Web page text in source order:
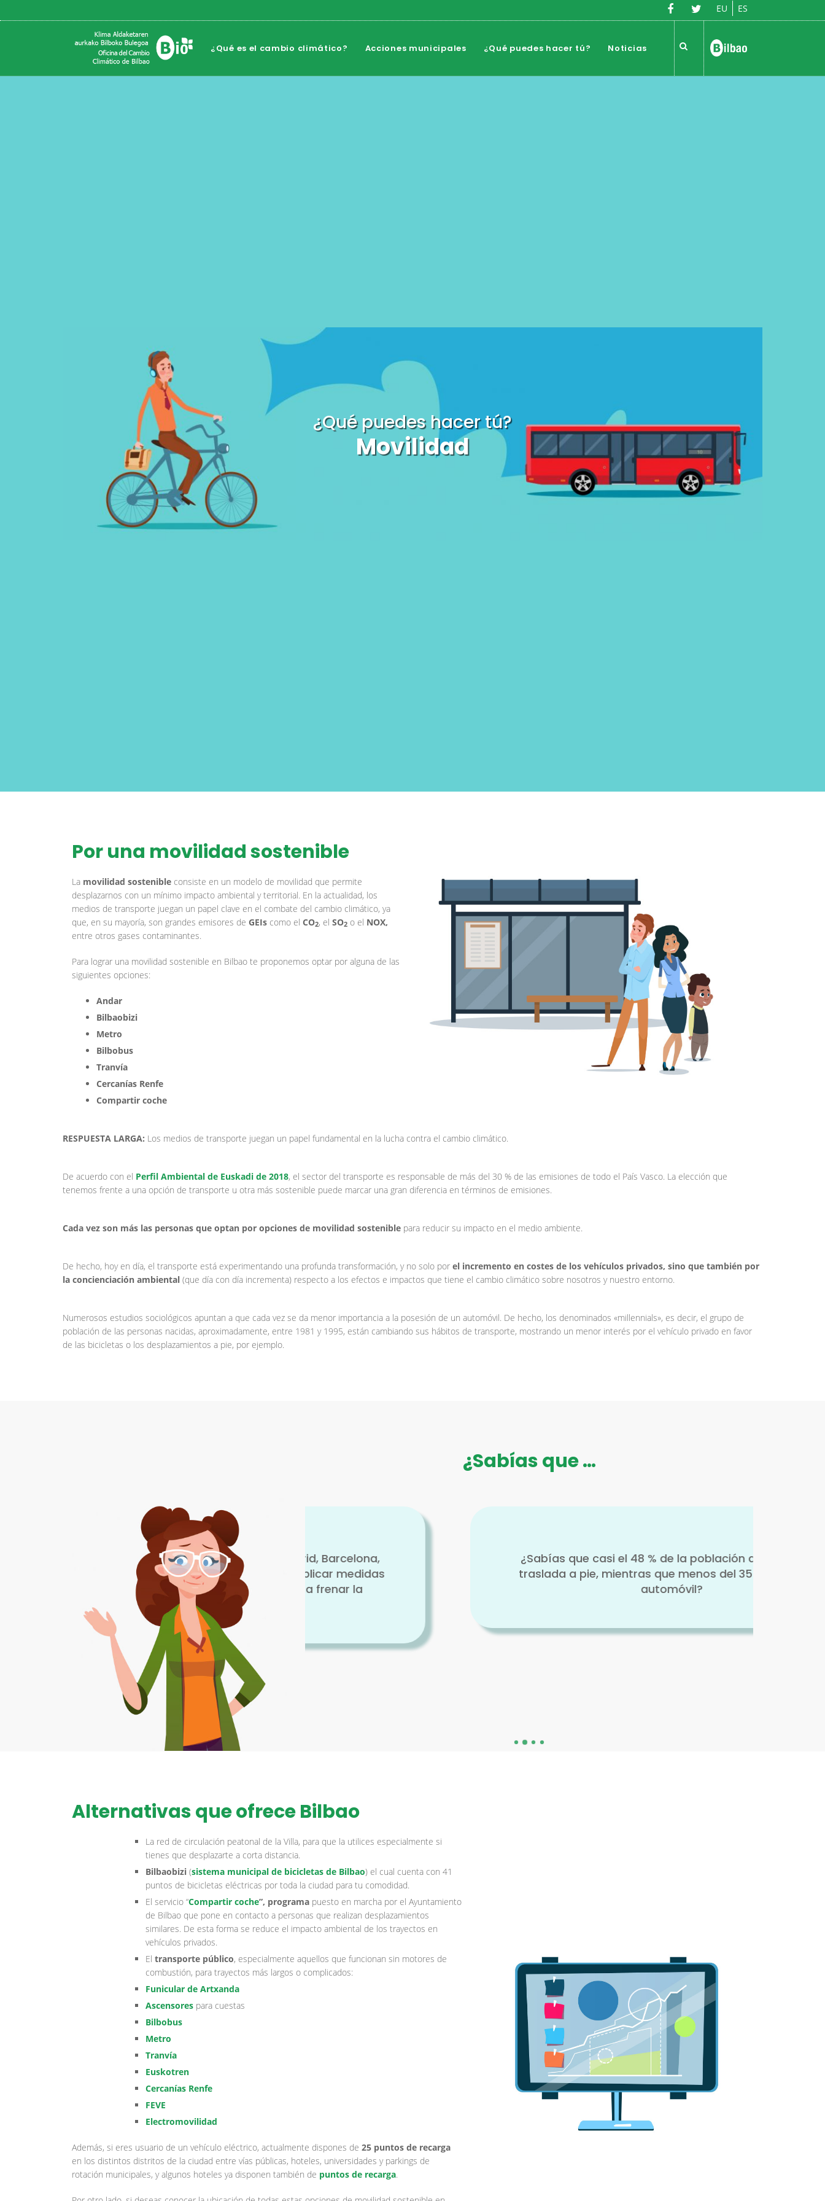
EU ES
¿Qué es el cambio climático? Acciones municipales ¿Qué puedes hacer tú? Noticias
¿Qué puedes hacer tú?
Movilidad
Por una movilidad sostenible
La movilidad sostenible consiste en un modelo de movilidad que permite
desplazarnos con un mínimo impacto ambiental y territorial. En la actualidad, los
medios de transporte juegan un papel clave en el combate del cambio climático, ya
que, en su mayoría, son grandes emisores de GEIs como el CO2, el SO2 o el NOX,
entre otros gases contaminantes.
Para lograr una movilidad sostenible en Bilbao te proponemos optar por alguna de las
siguientes opciones:
Andar
Bilbaobizi
Metro
Bilbobus
Tranvía
Cercanías Renfe
Compartir coche
RESPUESTA LARGA: Los medios de transporte juegan un papel fundamental en la lucha contra el cambio climático.
De acuerdo con el Perfil Ambiental de Euskadi de 2018, el sector del transporte es responsable de más del 30 % de las emisiones de todo el País Vasco. La elección que
tenemos frente a una opción de transporte u otra más sostenible puede marcar una gran diferencia en términos de emisiones.
Cada vez son más las personas que optan por opciones de movilidad sostenible para reducir su impacto en el medio ambiente.
De hecho, hoy en día, el transporte está experimentando una profunda transformación, y no solo por el incremento en costes de los vehículos privados, sino que también por
la concienciación ambiental (que día con día incrementa) respecto a los efectos e impactos que tiene el cambio climático sobre nosotros y nuestro entorno.
Numerosos estudios sociológicos apuntan a que cada vez se da menor importancia a la posesión de un automóvil. De hecho, los denominados «millennials», es decir, el grupo de
población de las personas nacidas, aproximadamente, entre 1981 y 1995, están cambiando sus hábitos de transporte, mostrando un menor interés por el vehículo privado en favor
de las bicicletas o los desplazamientos a pie, por ejemplo.
¿Sabías que …
como Londres, Madrid, Barcelona,
tienen que aplicar medidas
y restringir el tráfico para frenar la
contaminación atmosférica?
¿Sabías que casi el 48 % de la población de Euskadi se
traslada a pie, mientras que menos del 35 % lo hace en
Alternativas que ofrece Bilbao
La red de circulación peatonal de la Villa, para que la utilices especialmente si
tienes que desplazarte a corta distancia.
Bilbaobizi (sistema municipal de bicicletas de Bilbao) el cual cuenta con 41
puntos de bicicletas eléctricas por toda la ciudad para tu comodidad.
El servicio “Compartir coche”, programa puesto en marcha por el Ayuntamiento
de Bilbao que pone en contacto a personas que realizan desplazamientos
similares. De esta forma se reduce el impacto ambiental de los trayectos en
vehículos privados.
El transporte público, especialmente aquellos que funcionan sin motores de
combustión, para trayectos más largos o complicados:
Funicular de Artxanda
Ascensores para cuestas
Bilbobus
Metro
Tranvía
Euskotren
Cercanías Renfe
FEVE
Electromovilidad
Además, si eres usuario de un vehículo eléctrico, actualmente dispones de 25 puntos de recarga
en los distintos distritos de la ciudad entre vías públicas, hoteles, universidades y parkings de
rotación municipales, y algunos hoteles ya disponen también de puntos de recarga.